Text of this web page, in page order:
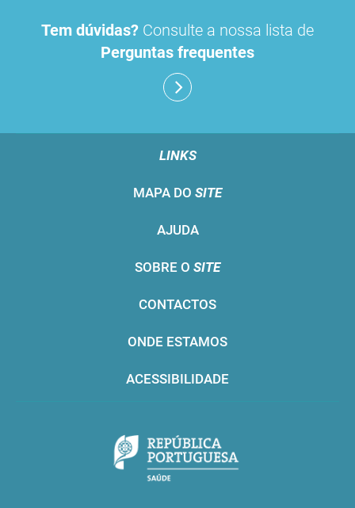
Tem dúvidas? Consulte a nossa lista de
Perguntas frequentes
LINKS
MAPA DO SITE
AJUDA
SOBRE O SITE
CONTACTOS
ONDE ESTAMOS
ACESSIBILIDADE